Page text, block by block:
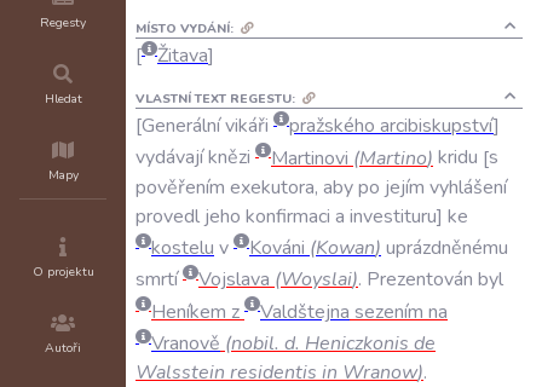
Regesty
Hledat
Mapy
O projektu
Autoři
MÍSTO VYDÁNÍ:
Žitava
VLASTNÍ TEXT REGESTU:
Generálnívikáři pražského arcibiskupství
vydávajíknězi Martinovi (Martino) kridu s
pověřením exekutora, abypo jejím vyhlášení
provedl jeho konfirmaci a investituru ke
kostelu v Kováni (Kowan) uprázdněnému
smrtí
Vojslava (Woyslai). Prezentován byl
Heníkem z Valdštejna sezením na
Vranově (nobil. d. Heniczkonis de
Walsstein residentis in Wranow).